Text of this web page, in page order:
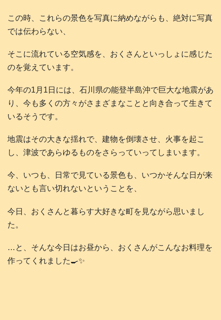
この時、これらの景色を写真に納めながらも、絶対に写真
では伝わらない、
そこに流れている空気感を、おくさんといっしょに感じた
のを覚えています。
今年の1月1日には、石川県の能登半島沖で巨大な地震があ
り、今も多くの方々がさまざまなことと向き合って生きて
いるそうです。
地震はその大きな揺れで、建物を倒壊させ、火事を起こ
し、津波であらゆるものをさらっていってしまいます。
今、いつも、日常で見ている景色も、いつかそんな日が来
ないとも言い切れないということを、
今日、おくさんと暮らす大好きな町を見ながら思いまし
た。
…と、そんな今日はお昼から、おくさんがこんなお料理を
作ってくれました🍳✨